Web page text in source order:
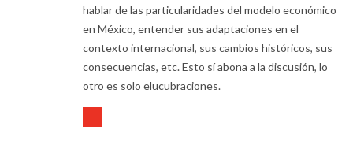
hablar de las particularidades del modelo económico
en México, entender sus adaptaciones en el
contexto internacional, sus cambios históricos, sus
consecuencias, etc. Esto sí abona a la discusión, lo
otro es solo elucubraciones.